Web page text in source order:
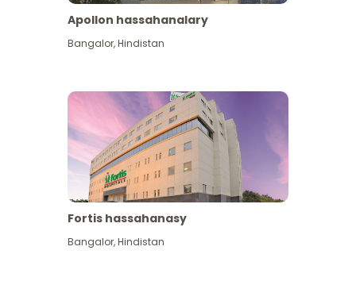
Has giňişleýin gör
Apollon hassahanalary
Bangalor,Hindistan
Fortis hassahanasy
Bangalor,Hindistan